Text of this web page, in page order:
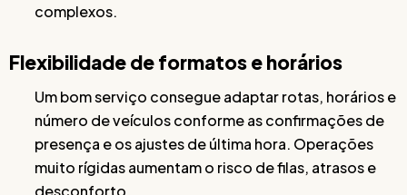
complexos.
Flexibilidade de formatos e horários
Um bom serviço consegue adaptar rotas, horários e
número de veículos conforme as confirmações de
presença e os ajustes de última hora. Operações
muito rígidas aumentam o risco de filas, atrasos e
desconforto.